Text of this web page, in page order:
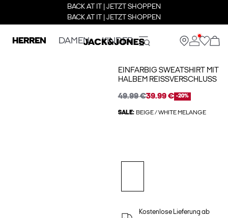
BACK AT IT | JETZT SHOPPEN
BACK AT IT | JETZT SHOPPEN
HERREN DAMEN KINDER
EINFARBIG SWEATSHIRT MIT
HALBEM REISSVERSCHLUSS
49.99 €39.99 € -20%
SALE: BEIGE / WHITE MELANGE
Kostenlose Lieferung ab